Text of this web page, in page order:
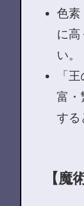
色素
に高
い。
「
富・
する
【魔